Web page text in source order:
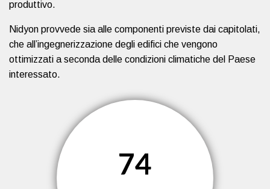
produttivo.
Nidyon provvede sia alle componenti previste dai capitolati,
che all’ingegnerizzazione degli edifici che vengono
ottimizzati a seconda delle condizioni climatiche del Paese
interessato.
74